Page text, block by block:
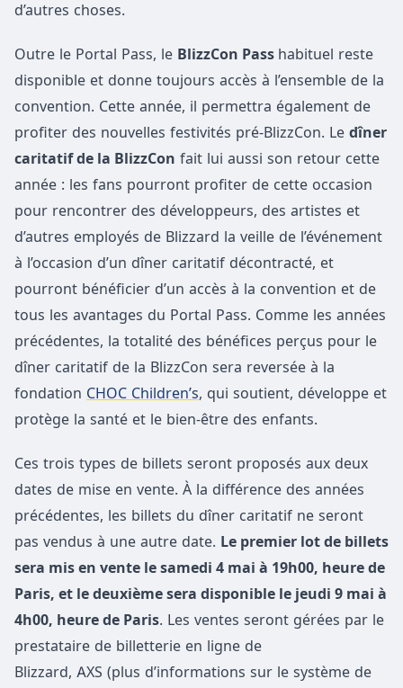
d’autres choses.
Outre le Portal Pass, le BlizzCon Pass habituel reste
disponible et donne toujours accès à l’ensemble de la
convention. Cette année, il permettra également de
profiter des nouvelles festivités pré-BlizzCon. Le dîner
caritatif de la BlizzCon fait lui aussi son retour cette
année : les fans pourront profiter de cette occasion
pour rencontrer des développeurs, des artistes et
d’autres employés de Blizzard la veille de l’événement
à l’occasion d’un dîner caritatif décontracté, et
pourront bénéficier d’un accès à la convention et de
tous les avantages du Portal Pass. Comme les années
précédentes, la totalité des bénéfices perçus pour le
dîner caritatif de la BlizzCon sera reversée à la
fondation CHOC Children’s, qui soutient, développe et
protège la santé et le bien-être des enfants.
Ces trois types de billets seront proposés aux deux
dates de mise en vente. À la différence des années
précédentes, les billets du dîner caritatif ne seront
pas vendus à une autre date. Le premier lot de billets
sera mis en vente le samedi 4 mai à 19h00, heure de
Paris, et le deuxième sera disponible le jeudi 9 mai à
4h00, heure de Paris. Les ventes seront gérées par le
prestataire de billetterie en ligne de
Blizzard, AXS (plus d’informations sur le système de